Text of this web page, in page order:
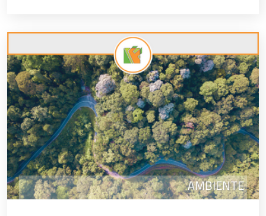
AMBIENTE